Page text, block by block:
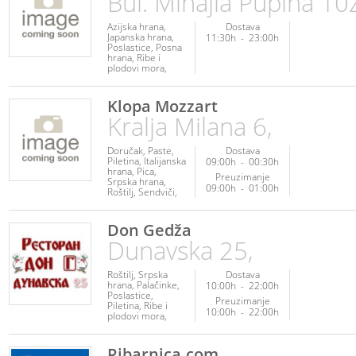
Azijska hrana
Japanska hrana
Poslastice Posna
hrana Ribe i
plodovi mora
Vegetarijanska
hrana
Dostava
11:30h - 23:00h
Klopa Mozzart
Kralja Milana 6,
Doručak Paste
Piletina Italijanska
hrana Pica
Srpska hrana
Roštilj Sendviči
Palačinke
Dostava
09:00h - 00:30h
Preuzimanje
09:00h - 01:00h
Don Gedža
Dunavska 25,
Roštilj Srpska
hrana Palačinke
Poslastice
Piletina Ribe i
plodovi mora
Kuvana jela
Dostava
10:00h - 22:00h
Preuzimanje
10:00h - 22:00h